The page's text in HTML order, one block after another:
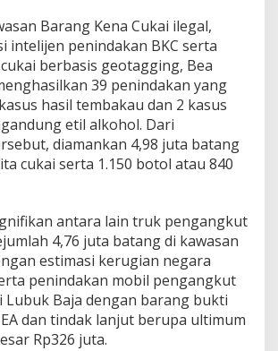
Barang Kena Cukai ilegal,
intelijen penindakan BKC serta
berbasis geotagging, Bea
39 penindakan yang
hasil tembakau dan 2 kasus
etil alkohol. Dari
diamankan 4,98 juta batang
cukai serta 1.150 botol atau 840
antara lain truk pengangkut
4,76 juta batang di kawasan
estimasi kerugian negara
penindakan mobil pengangkut
Lubuk Baja dengan barang bukti
dan tindak lanjut berupa ultimum
Rp326 juta.